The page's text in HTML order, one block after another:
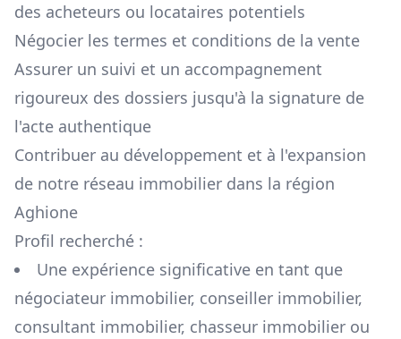
des acheteurs ou locataires potentiels
Négocier les termes et conditions de la vente
Assurer un suivi et un accompagnement
rigoureux des dossiers jusqu'à la signature de
l'acte authentique
Contribuer au développement et à l'expansion
de notre réseau immobilier dans la région
Aghione
Profil recherché :
Une expérience significative en tant que
négociateur immobilier, conseiller immobilier,
consultant immobilier, chasseur immobilier ou